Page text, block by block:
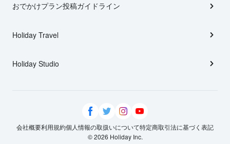
おでかけプラン投稿ガイドライン
Holiday Travel
Holiday Studio
会社概要利用規約個人情報の取扱いについて特定商取引法に基づく表記
© 2026 Holiday Inc.